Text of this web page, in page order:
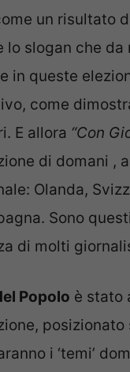
un risultato
lo slogan che
in queste
come
E allora “Con
di domani ,
Olanda,
Sono
di molti
Popolo è stato
i ‘temi’